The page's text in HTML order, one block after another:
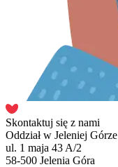
Skontaktuj się z nami
Oddział w Jeleniej Górze
ul. 1 maja 43 A/2
58-500 Jelenia Góra